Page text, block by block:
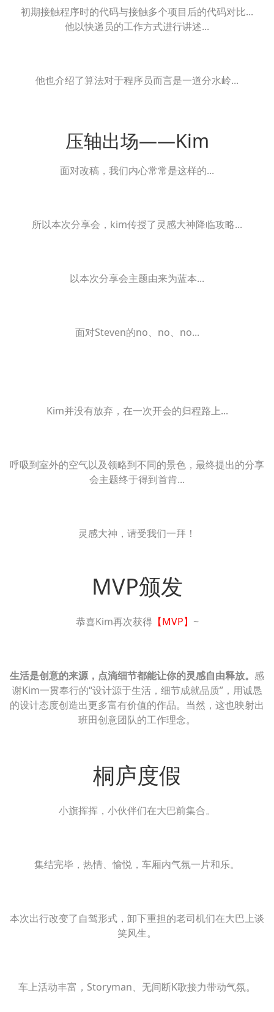
初期接触程序时的代码与接触多个项目后的代码对比...
他以快递员的工作方式进行讲述...
他也介绍了算法对于程序员而言是一道分水岭...
压轴出场——Kim
面对改稿，我们内心常常是这样的...
所以本次分享会，kim传授了灵感大神降临攻略...
以本次分享会主题由来为蓝本...
面对Steven的no、no、no...
Kim并没有放弃，在一次开会的归程路上...
呼吸到室外的空气以及领略到不同的景色，最终提出的分享
会主题终于得到首肯...
灵感大神，请受我们一拜！
MVP颁发
恭喜Kim再次获得 【MVP】 ~
生活是创意的来源，点滴细节都能让你的灵感自由释放。 感
谢Kim一贯奉行的“设计源于生活，细节成就品质”，用诚恳
的设计态度创造出更多富有价值的作品。当然，这也映射出
班田创意团队的工作理念。
桐庐度假
小旗挥挥，小伙伴们在大巴前集合。
集结完毕，热情、愉悦，车厢内气氛一片和乐。
本次出行改变了自驾形式，卸下重担的老司机们在大巴上谈
笑风生。
车上活动丰富，Storyman、无间断K歌接力带动气氛。